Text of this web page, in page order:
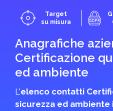
Target
su misura
Anagrafiche
Certificazione
ed ambiente
L'elenco contatti
sicurezza ed ambiente